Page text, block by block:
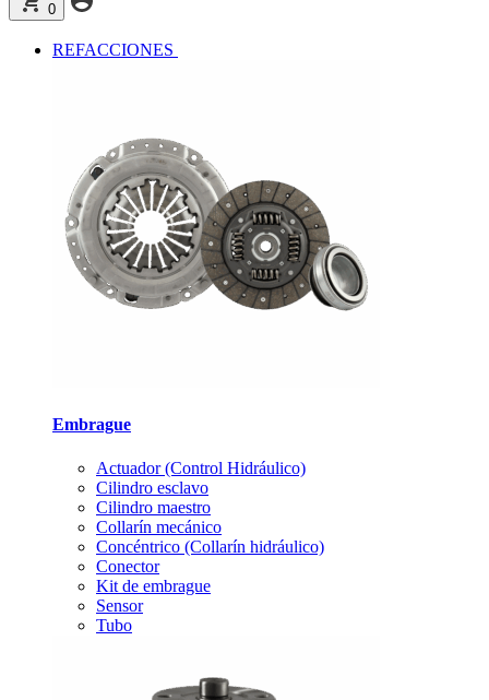
0
REFACCIONES
Embrague
Actuador (Control Hidráulico)
Cilindro esclavo
Cilindro maestro
Collarín mecánico
Concéntrico (Collarín hidráulico)
Conector
Kit de embrague
Sensor
Tubo